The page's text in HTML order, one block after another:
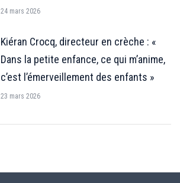
24 mars 2026
Kiéran Crocq, directeur en crèche : «
Dans la petite enfance, ce qui m’anime,
c’est l’émerveillement des enfants »
23 mars 2026